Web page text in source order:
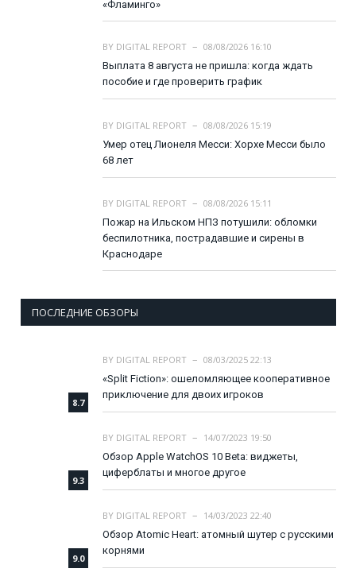
«Фламинго»
BY DIGITAL REPORT
08/08/2026 16:10
Выплата 8 августа не пришла: когда ждать
пособие и где проверить график
BY DIGITAL REPORT
08/08/2026 15:19
Умер отец Лионеля Месси: Хорхе Месси было
68 лет
BY DIGITAL REPORT
08/08/2026 15:11
Пожар на Ильском НПЗ потушили: обломки
беспилотника, пострадавшие и сирены в
Краснодаре
ПОСЛЕДНИЕ ОБЗОРЫ
8.7
BY DIGITAL REPORT
08/03/2025 22:13
«Split Fiction»: ошеломляющее кооперативное
приключение для двоих игроков
9.3
BY DIGITAL REPORT
14/07/2023 19:50
Обзор Apple WatchOS 10 Beta: виджеты,
циферблаты и многое другое
9.0
BY DIGITAL REPORT
14/03/2023 22:40
Обзор Atomic Heart: атомный шутер с русскими
корнями